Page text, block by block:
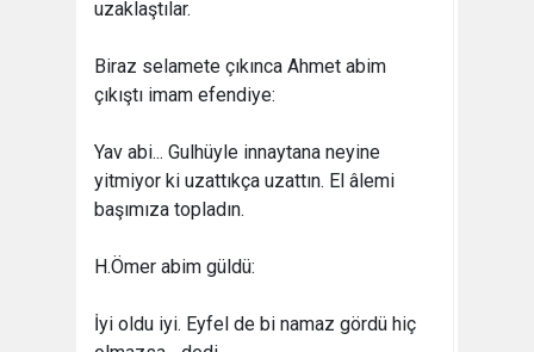
uzaklaştılar.
Biraz selamete çıkınca Ahmet abim
çıkıştı imam efendiye:
Yav abi... Gulhüyle innaytana neyine
yitmiyor ki uzattıkça uzattın. El âlemi
başımıza topladın.
H.Ömer abim güldü:
İyi oldu iyi. Eyfel de bi namaz gördü hiç